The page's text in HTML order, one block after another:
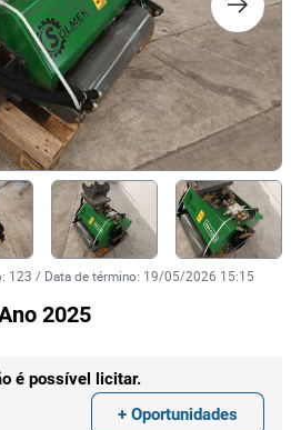
: 123 / Data de término: 19/05/2026 15:15
2025
é possível licitar.
+ Oportunidades